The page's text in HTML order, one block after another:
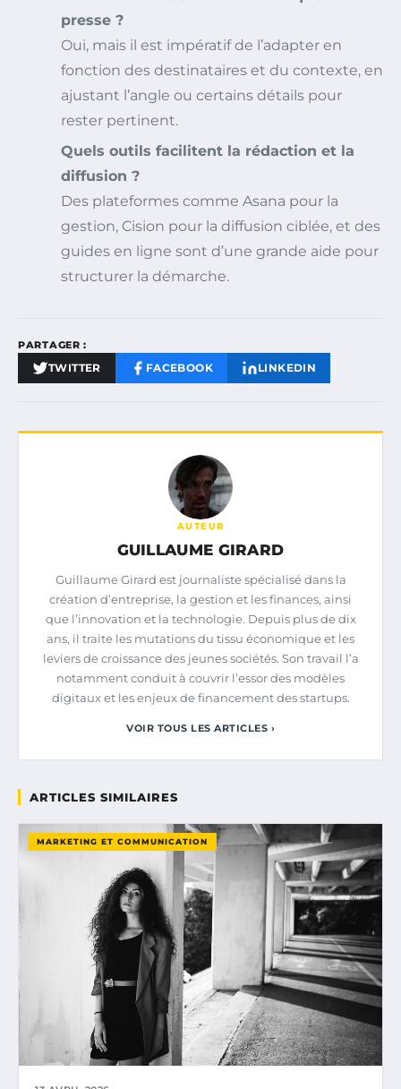
presse ?
Oui, mais il est impératif de l’adapter en
fonction des destinataires et du contexte, en
ajustant l’angle ou certains détails pour
rester pertinent.
Quels outils facilitent la rédaction et la
diffusion ?
Des plateformes comme Asana pour la
gestion, Cision pour la diffusion ciblée, et des
guides en ligne sont d’une grande aide pour
structurer la démarche.
PARTAGER :
TWITTER FACEBOOK LINKEDIN
AUTEUR
GUILLAUME GIRARD
Guillaume Girard est journaliste spécialisé dans la
création d’entreprise, la gestion et les finances, ainsi
que l’innovation et la technologie. Depuis plus de dix
ans, il traite les mutations du tissu économique et les
leviers de croissance des jeunes sociétés. Son travail l’a
notamment conduit à couvrir l’essor des modèles
digitaux et les enjeux de financement des startups.
VOIR TOUS LES ARTICLES ›
ARTICLES SIMILAIRES
MARKETING ET COMMUNICATION